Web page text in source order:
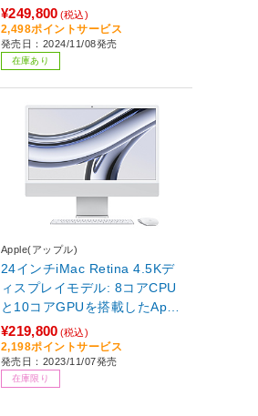
M4チップ, 16GB, 256GB SS
D - シルバー シルバー MWUC
3J/A
¥249,800 (税込)
2,498ポイントサービス
発売日：2024/11/08発売
在庫あり
Apple(アップル)
24インチiMac Retina 4.5Kデ
ィスプレイモデル: 8コアCPU
と10コアGPUを搭載したAppl
e M3チップ, 256GB SSD - シ
ルバー シルバー MQRJ3J/A
［23.5型 /Apple M3 /メモリ：
8GB /SSD：256GB /2023年1
¥219,800 (税込)
2,198ポイントサービス
発売日：2023/11/07発売
在庫限り